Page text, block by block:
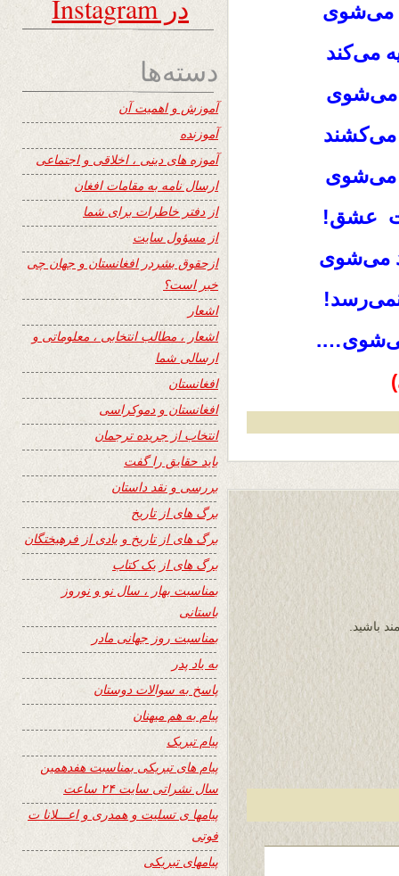
می‌شوی
می‌کند
می‌شوی
می‌شوی
عشق!
می‌شوی
باشید.
در Instagram
دسته‌ها
آموزش و اهمیت آن
آموزنده
آموزه های دینی ، اخلاقی و اجتماعی
ارسال نامه به مقامات افغان
از دفتر خاطرات برای شما
از مسؤول سایت
ازحقوق بشردر افغانستان و جهان چی
خبر است؟
اشعار
اشعار ، مطالب انتخابی ، معلوماتی و
ارسالی شما
افغانستان
افغانستان و دموکراسی
انتخاب از جریده ترجمان
باید حقایق را گفت
بررسی و نقد داستان
برگ های از تاریخ
برگ های از تاریخ و یادی از فرهیختگان
برگ های از یک کتاب
بمناسبت بهار ، سال نو و نوروز
باستانی
بمناسبت روز جهانی مادر
به یاد پدر
پاسخ به سوالات دوستان
پیام به هم میهنان
پیام تبریک
پیام های تبریکی بمناسبت هفدهمین
سال نشراتی سایت ۲۴ ساعت
پیامها ی تسلیت و همدری و اعـــلانا ت
فوتی
پیامهای تبریکی